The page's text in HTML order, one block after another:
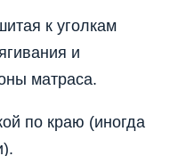
к уголкам
и
матраса.
по краю (иногда